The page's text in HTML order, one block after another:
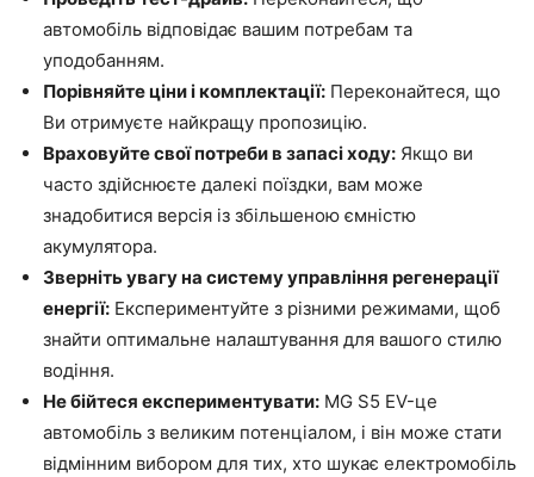
автомобіль відповідає вашим потребам та
уподобанням.
Порівняйте ціни і комплектації: Переконайтеся, що
Ви отримуєте найкращу пропозицію.
Враховуйте свої потреби в запасі ходу: Якщо ви
часто здійснюєте далекі поїздки, вам може
знадобитися версія із збільшеною ємністю
акумулятора.
Зверніть увагу на систему управління регенерації
енергії: Експериментуйте з різними режимами, щоб
знайти оптимальне налаштування для вашого стилю
водіння.
Не бійтеся експериментувати: MG S5 EV-це
автомобіль з великим потенціалом, і він може стати
відмінним вибором для тих, хто шукає електромобіль